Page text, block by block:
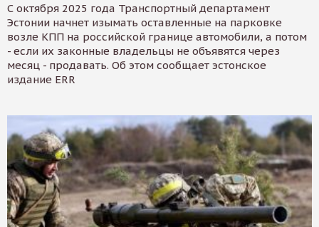
С октября 2025 года Транспортный департамент
Эстонии начнет изымать оставленные на парковке
возле КПП на российской границе автомобили, а потом
- если их законные владельцы не объявятся через
месяц - продавать. Об этом сообщает эстонское
издание ERR